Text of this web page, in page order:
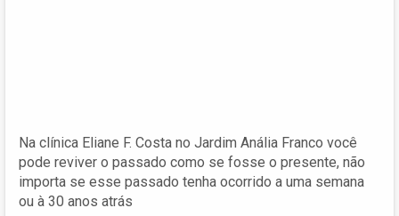
Na clínica Eliane F. Costa no Jardim Anália Franco você
pode reviver o passado como se fosse o presente, não
importa se esse passado tenha ocorrido a uma semana
ou à 30 anos atrás